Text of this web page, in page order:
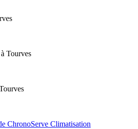
Tourves
ChronoServe Climatisation